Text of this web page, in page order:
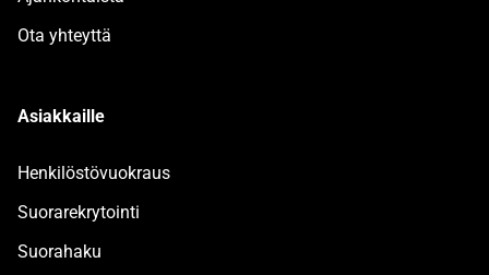
Ota yhteyttä
Asiakkaille
Henkilöstövuokraus
Suorarekrytointi
Suorahaku